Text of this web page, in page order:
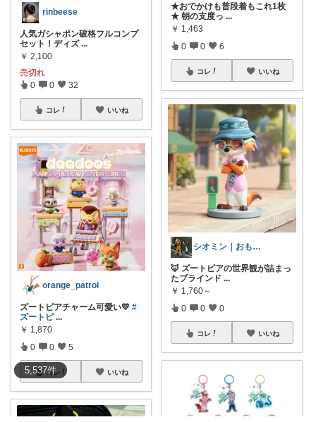
5,537件
rinbeese
人気ガシャポン破格フルコンプ
セット！ディズ ...
￥ 2,100
売切れ
0 0 32
コレ いいね
orange_patrol
ズートピアチャーム可愛い💛 #
ズートピ ...
￥ 1,870
0 0 5
コレ いいね
★おでかけも普段着もこれ1枚
★ 朝の支度っ ...
￥ 1,463
0 0 6
コレ いいね
シオミン｜おもちゃ大好きROOM
🦊 ズートピアの世界観が詰まっ
たブラインド ...
￥ 1,760～
0 0 0
コレ いいね